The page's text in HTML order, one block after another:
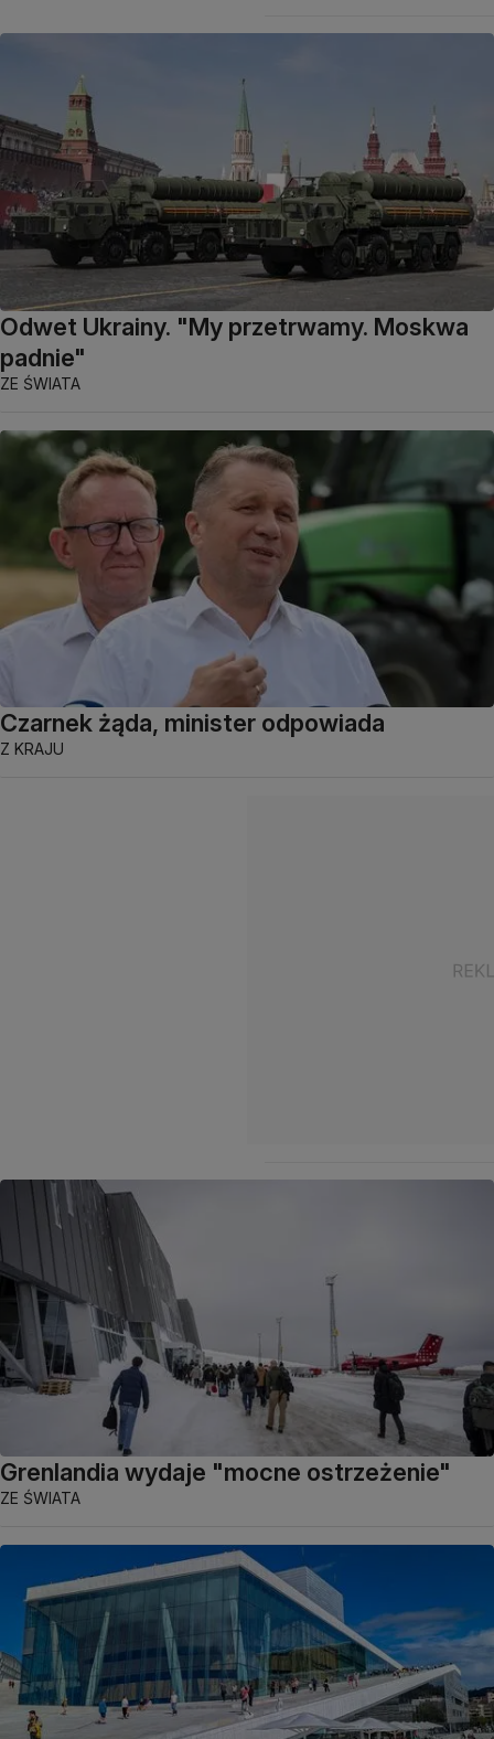
Odwet Ukrainy. "My przetrwamy. Moskwa
padnie"
ZE ŚWIATA
Czarnek żąda, minister odpowiada
Z KRAJU
Grenlandia wydaje "mocne ostrzeżenie"
ZE ŚWIATA